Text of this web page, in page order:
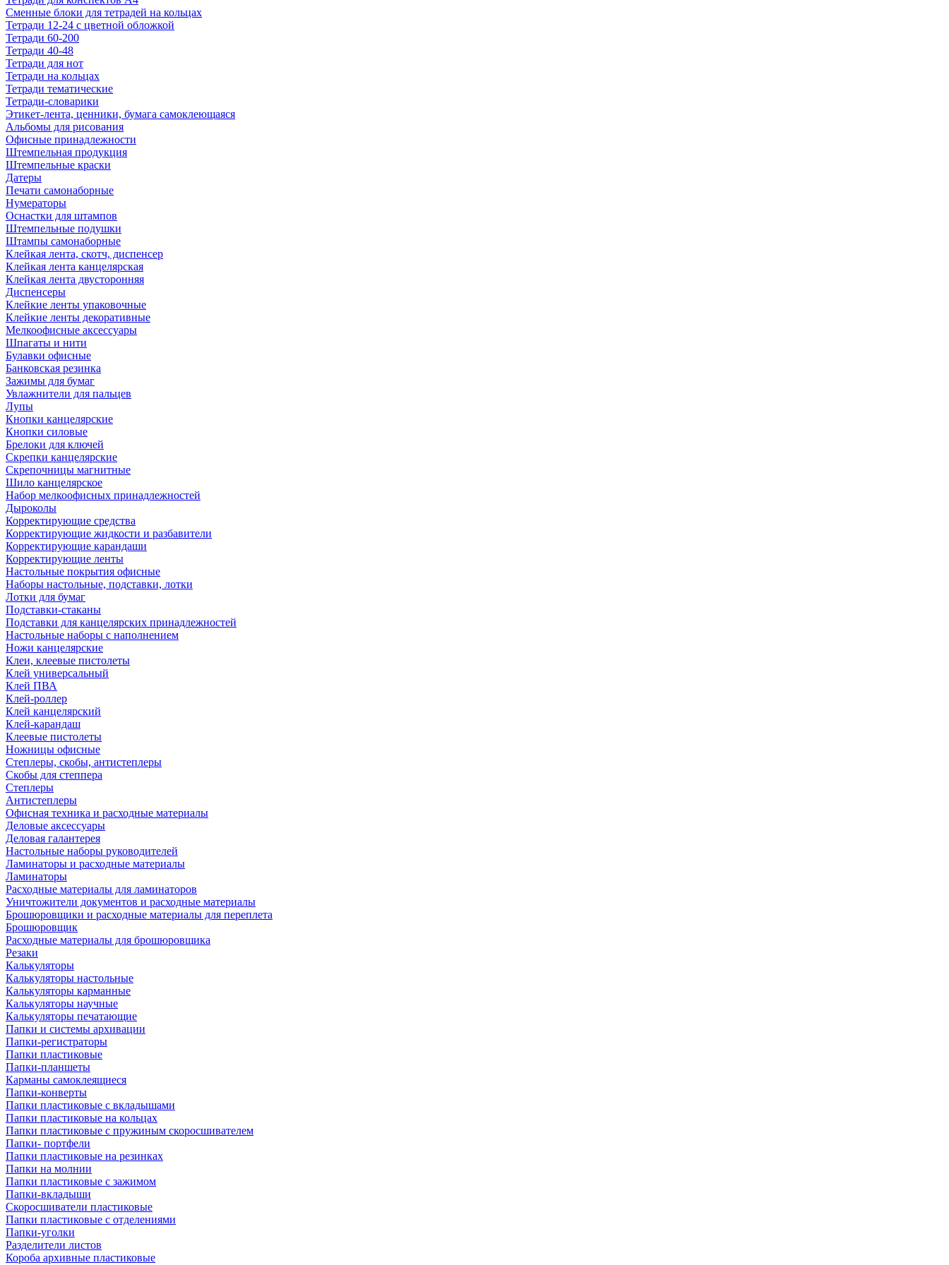
Сменные блоки для тетрадей на кольцах
Тетради 12-24 с цветной обложкой
Тетради 60-200
Тетради 40-48
Тетради для нот
Тетради на кольцах
Тетради тематические
Тетради-словарики
Этикет-лента, ценники, бумага самоклеющаяся
Альбомы для рисования
Офисные принадлежности
Штемпельная продукция
Штемпельные краски
Датеры
Печати самонаборные
Нумераторы
Оснастки для штампов
Штемпельные подушки
Штампы самонаборные
Клейкая лента, скотч, диспенсер
Клейкая лента канцелярская
Клейкая лента двусторонняя
Диспенсеры
Клейкие ленты упаковочные
Клейкие ленты декоративные
Мелкоофисные аксессуары
Шпагаты и нити
Булавки офисные
Банковская резинка
Зажимы для бумаг
Увлажнители для пальцев
Лупы
Кнопки канцелярские
Кнопки силовые
Брелоки для ключей
Скрепки канцелярские
Скрепочницы магнитные
Шило канцелярское
Набор мелкоофисных принадлежностей
Дыроколы
Корректирующие средства
Корректирующие жидкости и разбавители
Корректирующие карандаши
Корректирующие ленты
Настольные покрытия офисные
Наборы настольные, подставки, лотки
Лотки для бумаг
Подставки-стаканы
Подставки для канцелярских принадлежностей
Настольные наборы с наполнением
Ножи канцелярские
Клеи, клеевые пистолеты
Клей универсальный
Клей ПВА
Клей-роллер
Клей канцелярский
Клей-карандаш
Клеевые пистолеты
Ножницы офисные
Степлеры, скобы, антистеплеры
Скобы для степпера
Степлеры
Антистеплеры
Офисная техника и расходные материалы
Деловые аксессуары
Деловая галантерея
Настольные наборы руководителей
Ламинаторы и расходные материалы
Ламинаторы
Расходные материалы для ламинаторов
Уничтожители документов и расходные материалы
Брошюровщики и расходные материалы для переплета
Брошюровщик
Расходные материалы для брошюровщика
Резаки
Калькуляторы
Калькуляторы настольные
Калькуляторы карманные
Калькуляторы научные
Калькуляторы печатающие
Папки и системы архивации
Папки-регистраторы
Папки пластиковые
Папки-планшеты
Карманы самоклеящиеся
Папки-конверты
Папки пластиковые с вкладышами
Папки пластиковые на кольцах
Папки пластиковые с пружиным скоросшивателем
Папки- портфели
Папки пластиковые на резинках
Папки на молнии
Папки пластиковые с зажимом
Папки-вкладыши
Скоросшиватели пластиковые
Папки пластиковые с отделениями
Папки-уголки
Разделители листов
Короба архивные пластиковые